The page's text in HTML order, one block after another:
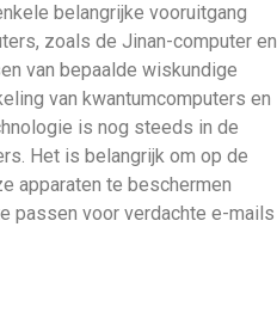
belangrijke vooruitgang
zoals de Jinan-computer en
van bepaalde wiskundige
van kwantumcomputers en
is nog steeds in de
Het is belangrijk om op de
apparaten te beschermen
passen voor verdachte e-mails